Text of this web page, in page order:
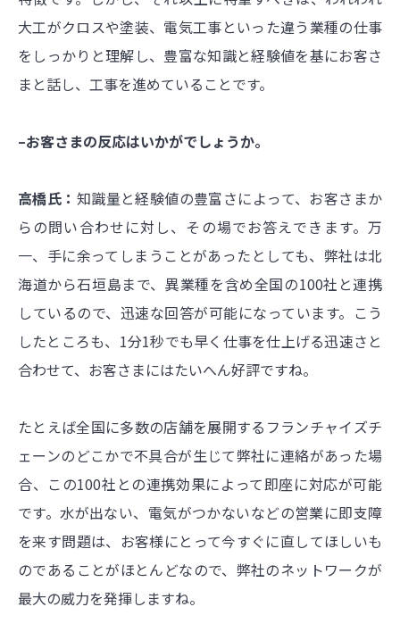
大工がクロスや塗装、電気工事といった違う業種の仕事
をしっかりと理解し、豊富な知識と経験値を基にお客さ
まと話し、工事を進めていることです。
–お客さまの反応はいかがでしょうか。
高橋氏： 知識量と経験値の豊富さによって、お客さまか
らの問い合わせに対し、その場でお答えできます。万
一、手に余ってしまうことがあったとしても、弊社は北
海道から石垣島まで、異業種を含め全国の100社と連携
しているので、迅速な回答が可能になっています。こう
したところも、1分1秒でも早く仕事を仕上げる迅速さと
合わせて、お客さまにはたいへん好評ですね。
たとえば全国に多数の店舗を展開するフランチャイズチ
ェーンのどこかで不具合が生じて弊社に連絡があった場
合、この100社との連携効果によって即座に対応が可能
です。水が出ない、電気がつかないなどの営業に即支障
を来す問題は、お客様にとって今すぐに直してほしいも
のであることがほとんどなので、弊社のネットワークが
最大の威力を発揮しますね。